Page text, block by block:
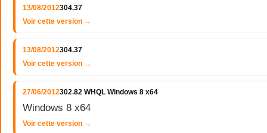
13/08/2012304.37
Voir cette version →
13/08/2012304.37
Voir cette version →
27/06/2012302.82 WHQL Windows 8 x64
Windows 8 x64
Voir cette version →